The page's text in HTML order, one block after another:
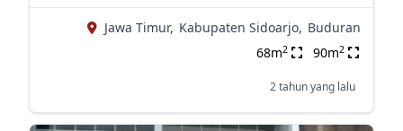
Jawa Timur, Kabupaten Sidoarjo, Buduran
68m2 90m2
2 tahun yang lalu